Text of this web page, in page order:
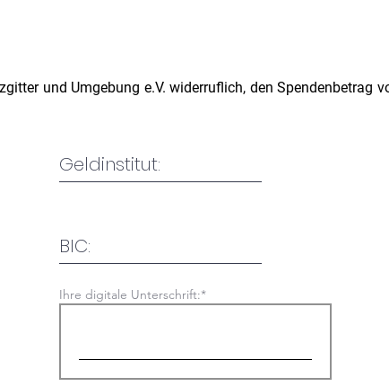
und Umgebung e.V. widerruflich, den Spendenbetrag
Ihre digitale Unterschrift: